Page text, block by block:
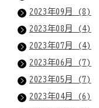
2023年09月 (8)
2023年08月 (4)
2023年07月 (4)
2023年06月 (7)
2023年05月 (7)
2023年04月 (6)